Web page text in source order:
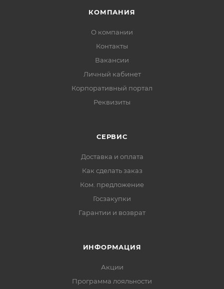
КОМПАНИЯ
О компании
Контакты
Вакансии
Личный кабинет
Корпоративный портал
Реквизиты
СЕРВИС
Доставка и оплата
Как сделать заказ
Ком. предложение
Госзакупки
Гарантии и возврат
ИНФОРМАЦИЯ
Акции
Программа лояльности